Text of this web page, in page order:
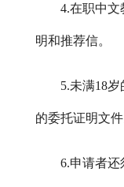
4.在职中
明和推荐信。
5.未满18
的委托证明文件
6.申请者